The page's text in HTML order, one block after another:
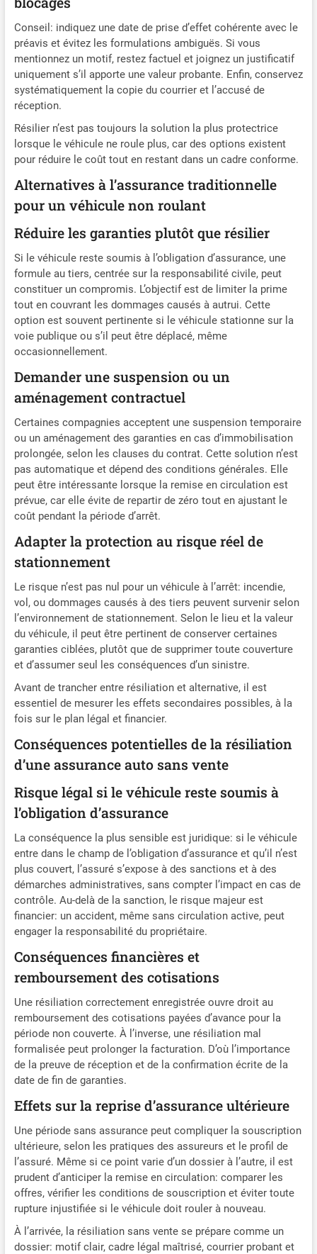
Conseil: indiquez une date de prise d’effet cohérente avec le
préavis et évitez les formulations ambiguës. Si vous
mentionnez un motif, restez factuel et joignez un justificatif
uniquement s’il apporte une valeur probante. Enfin, conservez
systématiquement la copie du courrier et l’accusé de
réception.
Résilier n’est pas toujours la solution la plus protectrice
lorsque le véhicule ne roule plus, car des options existent
pour réduire le coût tout en restant dans un cadre conforme.
Alternatives à l’assurance traditionnelle
pour un véhicule non roulant
Réduire les garanties plutôt que résilier
Si le véhicule reste soumis à l’obligation d’assurance, une
formule au tiers, centrée sur la responsabilité civile, peut
constituer un compromis. L’objectif est de limiter la prime
tout en couvrant les dommages causés à autrui. Cette
option est souvent pertinente si le véhicule stationne sur la
voie publique ou s’il peut être déplacé, même
occasionnellement.
Demander une suspension ou un
aménagement contractuel
Certaines compagnies acceptent une suspension temporaire
ou un aménagement des garanties en cas d’immobilisation
prolongée, selon les clauses du contrat. Cette solution n’est
pas automatique et dépend des conditions générales. Elle
peut être intéressante lorsque la remise en circulation est
prévue, car elle évite de repartir de zéro tout en ajustant le
coût pendant la période d’arrêt.
Adapter la protection au risque réel de
stationnement
Le risque n’est pas nul pour un véhicule à l’arrêt: incendie,
vol, ou dommages causés à des tiers peuvent survenir selon
l’environnement de stationnement. Selon le lieu et la valeur
du véhicule, il peut être pertinent de conserver certaines
garanties ciblées, plutôt que de supprimer toute couverture
et d’assumer seul les conséquences d’un sinistre.
Avant de trancher entre résiliation et alternative, il est
essentiel de mesurer les effets secondaires possibles, à la
fois sur le plan légal et financier.
Conséquences potentielles de la résiliation
d’une assurance auto sans vente
Risque légal si le véhicule reste soumis à
l’obligation d’assurance
La conséquence la plus sensible est juridique: si le véhicule
entre dans le champ de l’obligation d’assurance et qu’il n’est
plus couvert, l’assuré s’expose à des sanctions et à des
démarches administratives, sans compter l’impact en cas de
contrôle. Au-delà de la sanction, le risque majeur est
financier: un accident, même sans circulation active, peut
engager la responsabilité du propriétaire.
Conséquences financières et
remboursement des cotisations
Une résiliation correctement enregistrée ouvre droit au
remboursement des cotisations payées d’avance pour la
période non couverte. À l’inverse, une résiliation mal
formalisée peut prolonger la facturation. D’où l’importance
de la preuve de réception et de la confirmation écrite de la
date de fin de garanties.
Effets sur la reprise d’assurance ultérieure
Une période sans assurance peut compliquer la souscription
ultérieure, selon les pratiques des assureurs et le profil de
l’assuré. Même si ce point varie d’un dossier à l’autre, il est
prudent d’anticiper la remise en circulation: comparer les
offres, vérifier les conditions de souscription et éviter toute
rupture injustifiée si le véhicule doit rouler à nouveau.
À l’arrivée, la résiliation sans vente se prépare comme un
dossier: motif clair, cadre légal maîtrisé, courrier probant et